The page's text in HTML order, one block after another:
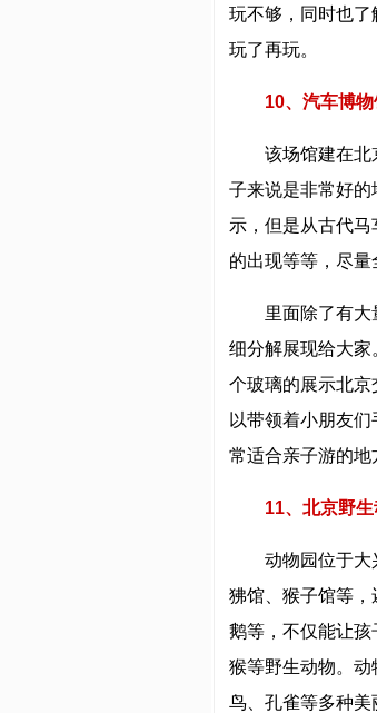
玩不够，同时也
玩了再玩。
10、汽车博物
该场馆建在北
子来说是非常好
示，但是从古代
的出现等等，尽量
里面除了有
细分解展现给大
个玻璃的展示北
以带领着小朋友
常适合亲子游的地
11、北京野生
动物园位于大
狒馆、猴子馆等
鹅等，不仅能让
猴等野生动物。
鸟、孔雀等多种